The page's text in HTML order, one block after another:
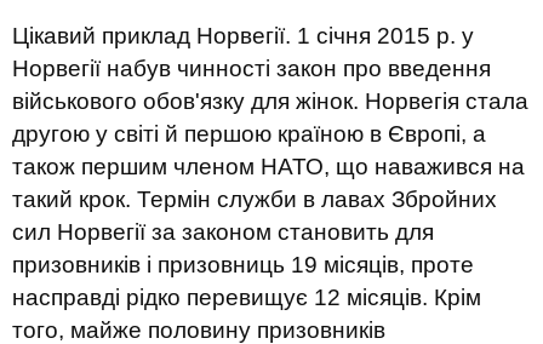
Цікавий приклад Норвегії. 1 січня 2015 р. у
Норвегії набув чинності закон про введення
військового обов'язку для жінок. Норвегія стала
другою у світі й першою країною в Європі, а
також першим членом НАТО, що наважився на
такий крок. Термін служби в лавах Збройних
сил Норвегії за законом становить для
призовників і призовниць 19 місяців, проте
насправді рідко перевищує 12 місяців. Крім
того, майже половину призовників